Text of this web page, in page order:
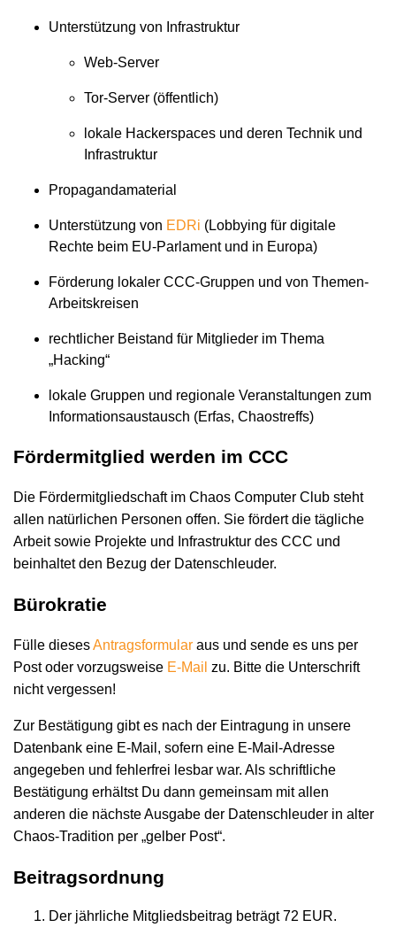
Unterstützung von Infrastruktur
Web-Server
Tor-Server (öffentlich)
lokale Hackerspaces und deren Technik und
Infrastruktur
Propagandamaterial
Unterstützung von EDRi (Lobbying für digitale
Rechte beim EU-Parlament und in Europa)
Förderung lokaler CCC-Gruppen und von Themen-
Arbeitskreisen
rechtlicher Beistand für Mitglieder im Thema
„Hacking“
lokale Gruppen und regionale Veranstaltungen zum
Informationsaustausch (Erfas, Chaostreffs)
Fördermitglied werden im CCC
Die Fördermitgliedschaft im Chaos Computer Club steht
allen natürlichen Personen offen. Sie fördert die tägliche
Arbeit sowie Projekte und Infrastruktur des CCC und
beinhaltet den Bezug der Datenschleuder.
Bürokratie
Fülle diesesAntragsformular aus und sende es uns per
Post oder vorzugsweise E-Mail zu. Bitte die Unterschrift
nicht vergessen!
Zur Bestätigung gibt es nach der Eintragung in unsere
Datenbank eine E-Mail, sofern eine E-Mail-Adresse
angegeben und fehlerfrei lesbar war. Als schriftliche
Bestätigung erhältst Du dann gemeinsam mit allen
anderen die nächste Ausgabe der Datenschleuder in alter
Chaos-Tradition per „gelber Post“.
Beitragsordnung
Der jährliche Mitgliedsbeitrag beträgt 72 EUR.